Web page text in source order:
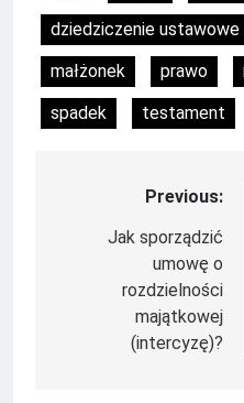
dziedziczenie ustawowe
małżonek
prawo
spadek
testament
Nawigacja
wpisu
Previous:
Jak sporządzić
umowę o
rozdzielności
majątkowej
(intercyzę)?